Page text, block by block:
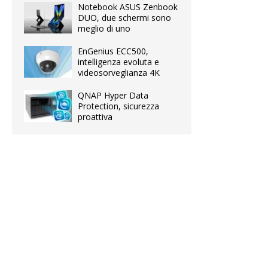
Notebook ASUS Zenbook
DUO, due schermi sono
meglio di uno
EnGenius ECC500,
intelligenza evoluta e
videosorveglianza 4K
QNAP Hyper Data
Protection, sicurezza
proattiva